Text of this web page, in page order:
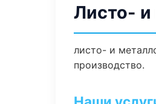
Листо- и
листо- и
производство.